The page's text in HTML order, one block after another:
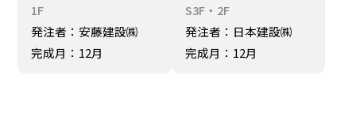
1F
発注者：安藤建設㈱
完成月：12月
S3F・2F
発注者：日本建設㈱
完成月：12月